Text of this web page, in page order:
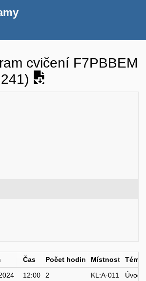
cvičení F7PBBEM
Čas Počet hodin Místnost
Téma
12:00 2 KL:A-011